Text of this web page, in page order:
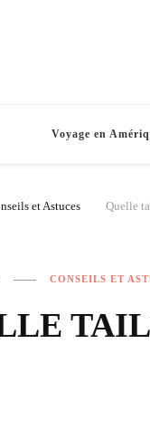
Voyage en
et Astuces Quelle
CONSEILS ET